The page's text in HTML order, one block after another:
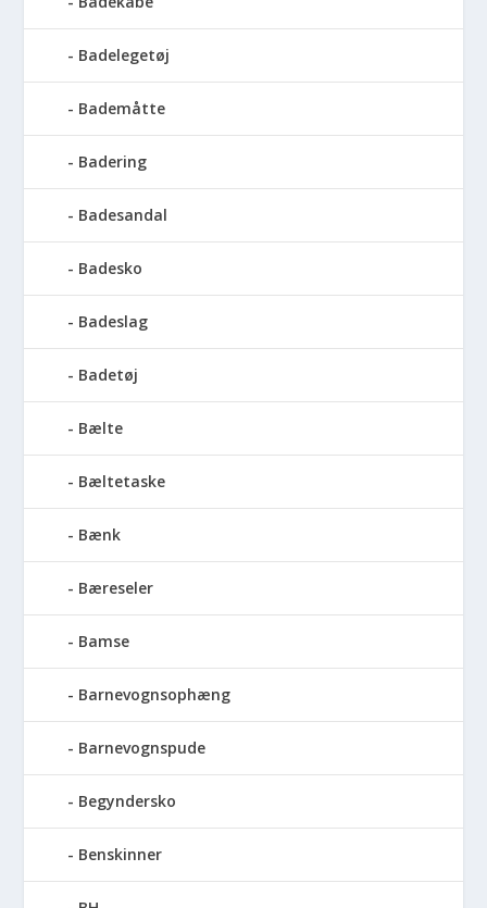
Badelegetøj
Bademåtte
Badering
Badesandal
Badesko
Badeslag
Badetøj
Bælte
Bæltetaske
Bænk
Bæreseler
Bamse
Barnevognsophæng
Barnevognspude
Begyndersko
Benskinner